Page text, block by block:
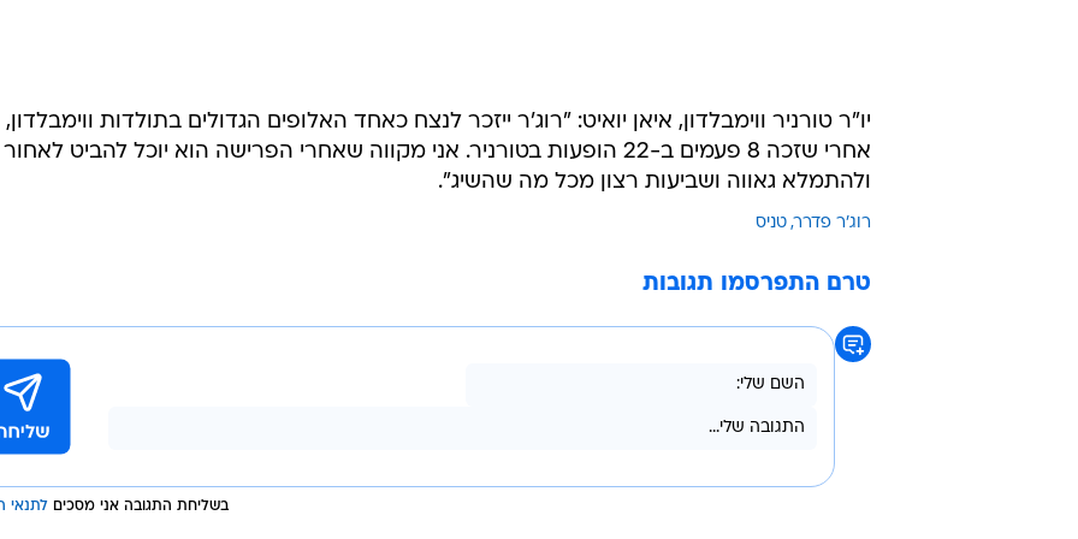
יו"ר טורניר ווימבלדון, איאן יואיט: "רוג'ר ייזכר לנצח כאחד האלופים הגדולים בתולדות ווימבלדון,
אחרי שזכה 8 פעמים ב-22 הופעות בטורניר. אני מקווה שאחרי הפרישה הוא יוכל להביט לאחור
ולהתמלא גאווה ושביעות רצון מכל מה שהשיג".
רוג'ר פדרר טניס
טרם התפרסמו תגובות
בשליחת התגובה אני מסכים לתנאי